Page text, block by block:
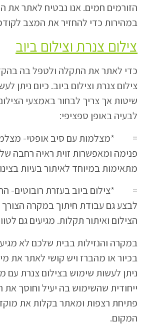
הזורמים חמים. אנו נבטיח לאתר את
במהירות כדי להחזיר את המצב
צילום צנרת וצילום ביוב
כדי לאתר את התקלה ולטפל בה
צילום צנרת וצילום ביוב. כיום ניתן
שיטות אך צריך לבחור באמצעי
לבעיה באופן ספציפי:
= *מצלמות עם סיב אופטי-
מתאימות במיוחד לאיתור בעיות
= *צילום ביוב בעזרת רובוטים-
לבצע גם עבודת חיתוך במקרה
הצילום ואיתור תקלות. מגיעים גם
במקרה והנזילות בבית שלכם לא
בכיור או מהברז ויש קושי לאתר את
ניתן לעשות שימוש בצילום צנרת
ייחודית שהשימוש בה יעיל וחוסך
פתיחת רצפות ומאתר בקלות את
המקום.